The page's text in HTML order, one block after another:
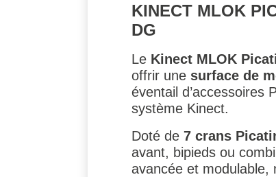
KINECT MLOK
DG
Le Kinect MLOK
offrir une surface de
éventail d’accessoires
système Kinect.
Doté de 7 crans
avant, bipieds ou
avancée et modulable,